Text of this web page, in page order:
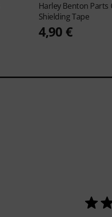
Harley Benton Parts
Shielding Tape
4,90 €